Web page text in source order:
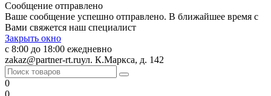
Сообщение отправлено
Ваше сообщение успешно отправлено. В ближайшее время с
Вами свяжется наш специалист
Закрыть окно
с 8:00 до 18:00 ежедневно
zakaz@partner-rt.ruул. К.Маркса, д. 142
0
0